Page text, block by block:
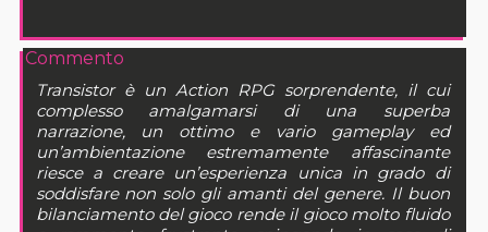
Commento
Transistor è un Action RPG sorprendente, il cui
complesso amalgamarsi di una superba
narrazione, un ottimo e vario gameplay ed
un’ambientazione estremamente affascinante
riesce a creare un’esperienza unica in grado di
soddisfare non solo gli amanti del genere. Il buon
bilanciamento del gioco rende il gioco molto fluido